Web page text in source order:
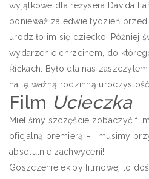
wyjątkowe dla reżysera Davida
ponieważ zaledwie tydzień
urodziło im się dziecko. Później
wydarzenie chrzcinem, do
Říčkach. Było dla nas
na tę ważną rodzinną uroczystość.
Film Ucieczka
Mieliśmy szczęście zobaczyć film
oficjalną premierą – i musimy
absolutnie zachwyceni!
Goszczenie ekipy filmowej to